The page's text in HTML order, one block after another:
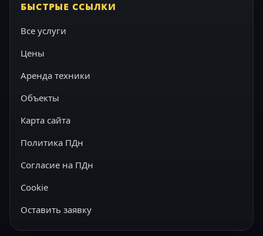
БЫСТРЫЕ ССЫЛКИ
Все услуги
Цены
Аренда техники
Объекты
Карта сайта
Политика ПДн
Согласие на ПДн
Cookie
Оставить заявку